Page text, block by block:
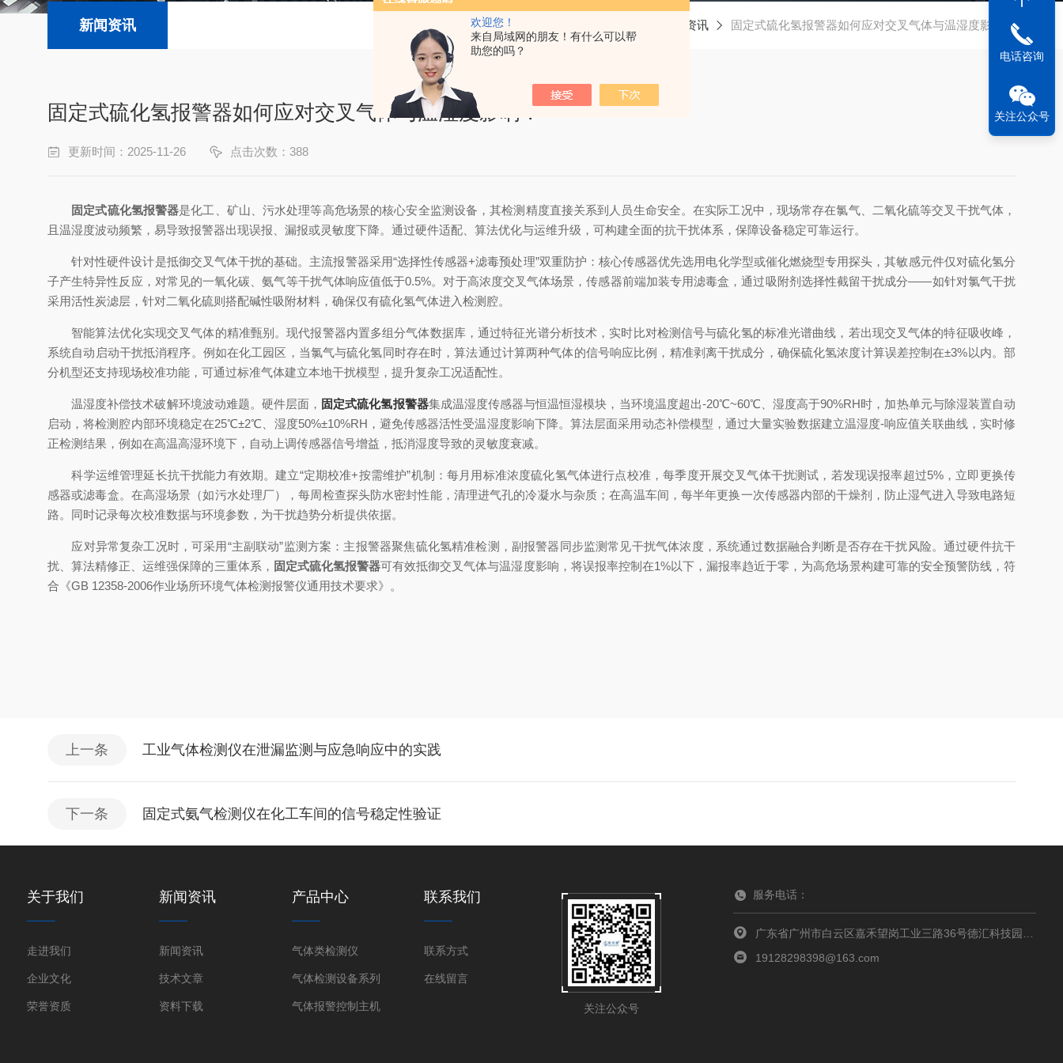
欢迎您！
来自局域网的朋友！有什么可以帮
助您的吗？
新闻资讯 新闻资讯 固定式硫化氢报警器如何应对交叉气体与温湿度影响？
固定式硫化氢报警器如何应对交叉气体与温湿度影响？
更新时间：2025-11-26 点击次数：388
固定式硫化氢报警器是化工、矿山、污水处理等高危场景的核心安全监测设备，其检测精度直接关系到人员生命安全。在实际工况中，现场常存在氯气、二氧化硫等交叉干扰气体，
且温湿度波动频繁，易导致报警器出现误报、漏报或灵敏度下降。通过硬件适配、算法优化与运维升级，可构建全面的抗干扰体系，保障设备稳定可靠运行。
针对性硬件设计是抵御交叉气体干扰的基础。主流报警器采用“选择性传感器+滤毒预处理”双重防护：核心传感器优先选用电化学型或催化燃烧型专用探头，其敏感元件仅对硫化氢分
子产生特异性反应，对常见的一氧化碳、氨气等干扰气体响应值低于0.5%。对于高浓度交叉气体场景，传感器前端加装专用滤毒盒，通过吸附剂选择性截留干扰成分——如针对氯气干扰
采用活性炭滤层，针对二氧化硫则搭配碱性吸附材料，确保仅有硫化氢气体进入检测腔。
智能算法优化实现交叉气体的精准甄别。现代报警器内置多组分气体数据库，通过特征光谱分析技术，实时比对检测信号与硫化氢的标准光谱曲线，若出现交叉气体的特征吸收峰，
系统自动启动干扰抵消程序。例如在化工园区，当氯气与硫化氢同时存在时，算法通过计算两种气体的信号响应比例，精准剥离干扰成分，确保硫化氢浓度计算误差控制在±3%以内。部
分机型还支持现场校准功能，可通过标准气体建立本地干扰模型，提升复杂工况适配性。
温湿度补偿技术破解环境波动难题。硬件层面， 固定式硫化氢报警器集成温湿度传感器与恒温恒湿模块，当环境温度超出-20℃~60℃、湿度高于90%RH时，加热单元与除湿装置自动
启动，将检测腔内部环境稳定在25℃±2℃、湿度50%±10%RH，避免传感器活性受温湿度影响下降。算法层面采用动态补偿模型，通过大量实验数据建立温湿度-响应值关联曲线，实时修
正检测结果，例如在高温高湿环境下，自动上调传感器信号增益，抵消湿度导致的灵敏度衰减。
科学运维管理延长抗干扰能力有效期。建立“定期校准+按需维护”机制：每月用标准浓度硫化氢气体进行点校准，每季度开展交叉气体干扰测试，若发现误报率超过5%，立即更换传
感器或滤毒盒。在高湿场景（如污水处理厂），每周检查探头防水密封性能，清理进气孔的冷凝水与杂质；在高温车间，每半年更换一次传感器内部的干燥剂，防止湿气进入导致电路短
路。同时记录每次校准数据与环境参数，为干扰趋势分析提供依据。
应对异常复杂工况时，可采用“主副联动”监测方案：主报警器聚焦硫化氢精准检测，副报警器同步监测常见干扰气体浓度，系统通过数据融合判断是否存在干扰风险。通过硬件抗干
扰、算法精修正、运维强保障的三重体系， 固定式硫化氢报警器可有效抵御交叉气体与温湿度影响，将误报率控制在1%以下，漏报率趋近于零，为高危场景构建可靠的安全预警防线，符
合《GB 12358-2006作业场所环境气体检测报警仪通用技术要求》。
上一条 工业气体检测仪在泄漏监测与应急响应中的实践
下一条 固定式氨气检测仪在化工车间的信号稳定性验证
关于我们
走进我们
企业文化
荣誉资质
新闻资讯
新闻资讯
技术文章
资料下载
产品中心
气体类检测仪
气体检测设备系列
气体报警控制主机
联系我们
联系方式
在线留言
关注公众号
服务电话：
广东省广州市白云区嘉禾望岗工业三路36号德汇科技园东区三栋502室
19128298398@163.com
电话咨询
关注公众号